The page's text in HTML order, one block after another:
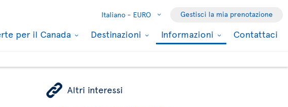
Italiano - EURO Gestisci la mia prenotazione
per il Canada Destinazioni Informazioni Contattaci
ÿ Altri interessi